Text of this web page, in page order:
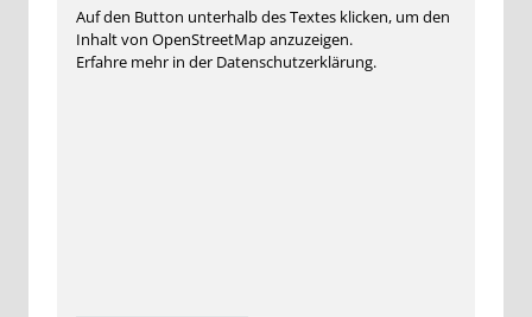
Auf den Button unterhalb des Textes klicken, um den
Inhalt von OpenStreetMap anzuzeigen.
Erfahre mehr in der Datenschutzerklärung.